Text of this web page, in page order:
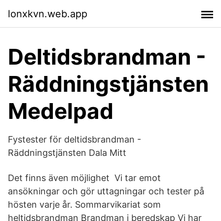
lonxkvn.web.app
Deltidsbrandman -
Räddningstjänsten
Medelpad
Fystester för deltidsbrandman -
Räddningstjänsten Dala Mitt
Det finns även möjlighet Vi tar emot
ansökningar och gör uttagningar och tester på
hösten varje år. Sommarvikariat som
heltidsbrandman Brandman i beredskap Vi har